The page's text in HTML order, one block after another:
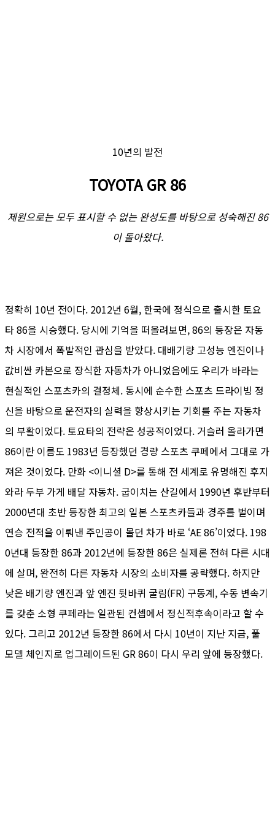
10년의 발전
TOYOTA GR 86
제원으로는 모두 표시할 수 없는 완성도를 바탕으로 성숙해진 86
이 돌아왔다.
정확히 10년 전이다. 2012년 6월, 한국에 정식으로 출시한 토요
타 86을 시승했다. 당시에 기억을 떠올려보면, 86의 등장은 자동
차 시장에서 폭발적인 관심을 받았다. 대배기량 고성능 엔진이나
값비싼 카본으로 장식한 자동차가 아니었음에도 우리가 바라는
현실적인 스포츠카의 결정체. 동시에 순수한 스포츠 드라이빙 정
신을 바탕으로 운전자의 실력을 향상시키는 기회를 주는 자동차
의 부활이었다. 토요타의 전략은 성공적이었다. 거슬러 올라가면
86이란 이름도 1983년 등장했던 경량 스포츠 쿠페에서 그대로 가
져온 것이었다. 만화 <이니셜 D>를 통해 전 세계로 유명해진 후지
와라 두부 가게 배달 자동차. 굽이치는 산길에서 1990년 후반부터
2000년대 초반 등장한 최고의 일본 스포츠카들과 경주를 벌이며
연승 전적을 이뤄낸 주인공이 몰던 차가 바로 ‘AE 86’이었다. 198
0년대 등장한 86과 2012년에 등장한 86은 실제론 전혀 다른 시대
에 살며, 완전히 다른 자동차 시장의 소비자를 공략했다. 하지만
낮은 배기량 엔진과 앞 엔진 뒷바퀴 굴림(FR) 구동계, 수동 변속기
를 갖춘 소형 쿠페라는 일관된 컨셉에서 정신적후속이라고 할 수
있다. 그리고 2012년 등장한 86에서 다시 10년이 지난 지금, 풀
모델 체인지로 업그레이드된 GR 86이 다시 우리 앞에 등장했다.